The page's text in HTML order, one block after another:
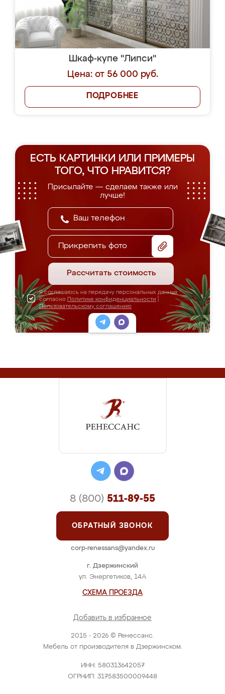
Шкаф-купе "Липси"
Цена: от 56 000 руб.
ПОДРОБНЕЕ
ЕСТЬ КАРТИНКИ ИЛИ ПРИМЕРЫ
ТОГО, ЧТО НРАВИТСЯ?
Присылайте — сделаем также или
лучше!
Прикрепить фото
Рассчитать стоимость
Я соглашаюсь на передачу персональных данных
согласно Политике конфиденциальности
Пользовательскому соглашению
2015 - 2026 © Ренессанс.
Мебель от производителя в Дзержинском.
ИНН: 580313642057
ОГРНИП: 317583500009448
г. Дзержинский
ул. Энергетиков, 14А
СХЕМА ПРОЕЗДА
Добавить в избранное
8 (800) 511-89-55
ОБРАТНЫЙ ЗВОНОК
corp-renessans@yandex.ru